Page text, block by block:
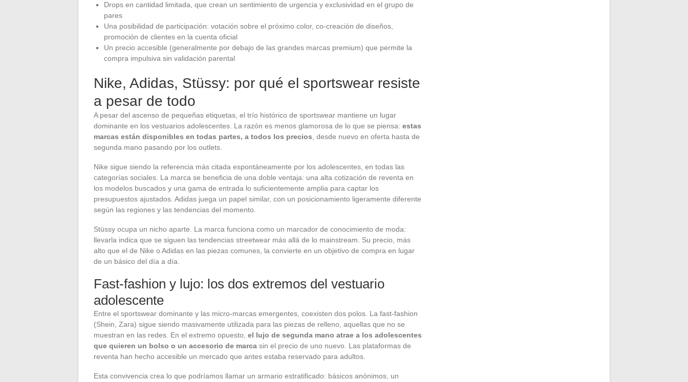
Drops en cantidad limitada, que crean un sentimiento de urgencia y exclusividad en el grupo de
pares
Una posibilidad de participación: votación sobre el próximo color, co-creación de diseños,
promoción de clientes en la cuenta oficial
Un precio accesible (generalmente por debajo de las grandes marcas premium) que permite la
compra impulsiva sin validación parental
Nike, Adidas, Stüssy: por qué el sportswear resiste
a pesar de todo
A pesar del ascenso de pequeñas etiquetas, el trío histórico de sportswear mantiene un lugar
dominante en los vestuarios adolescentes. La razón es menos glamorosa de lo que se piensa: estas
marcas están disponibles en todas partes, a todos los precios, desde nuevo en oferta hasta de
segunda mano pasando por los outlets.
Nike sigue siendo la referencia más citada espontáneamente por los adolescentes, en todas las
categorías sociales. La marca se beneficia de una doble ventaja: una alta cotización de reventa en
los modelos buscados y una gama de entrada lo suficientemente amplia para captar los
presupuestos ajustados. Adidas juega un papel similar, con un posicionamiento ligeramente diferente
según las regiones y las tendencias del momento.
Stüssy ocupa un nicho aparte. La marca funciona como un marcador de conocimiento de moda:
llevarla indica que se siguen las tendencias streetwear más allá de lo mainstream. Su precio, más
alto que el de Nike o Adidas en las piezas comunes, la convierte en un objetivo de compra en lugar
de un básico del día a día.
Fast-fashion y lujo: los dos extremos del vestuario
adolescente
Entre el sportswear dominante y las micro-marcas emergentes, coexisten dos polos. La fast-fashion
(Shein, Zara) sigue siendo masivamente utilizada para las piezas de relleno, aquellas que no se
muestran en las redes. En el extremo opuesto, el lujo de segunda mano atrae a los adolescentes
que quieren un bolso o un accesorio de marca sin el precio de uno nuevo. Las plataformas de
reventa han hecho accesible un mercado que antes estaba reservado para adultos.
Esta convivencia crea lo que podríamos llamar un armario estratificado: básicos anónimos, un